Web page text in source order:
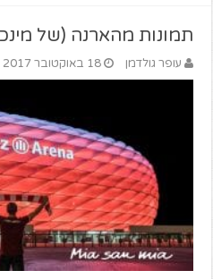
תמונות מהארנה (של
עופר גולדמן 18 באוקטובר 2017